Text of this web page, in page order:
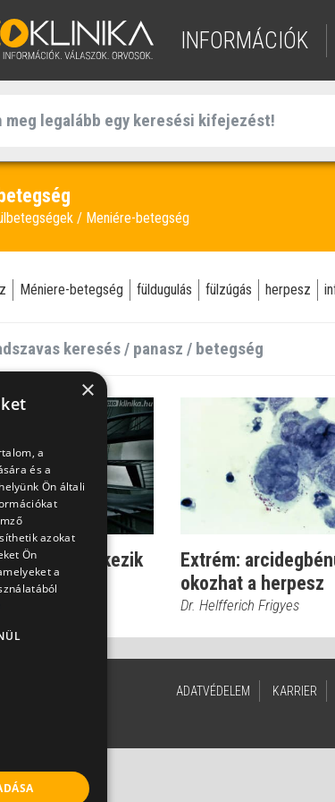
INFORMÁCIÓK
Meniére-betegség
Méniere-betegség füldugulás fülzúgás herpesz
jelentkezik
Extrém:
okozhat a herpesz
Dr. Helfferich Frigyes
ADATVÉDELEM KARRIER
×
a
és a
Ön általi
azokat
Ön
a